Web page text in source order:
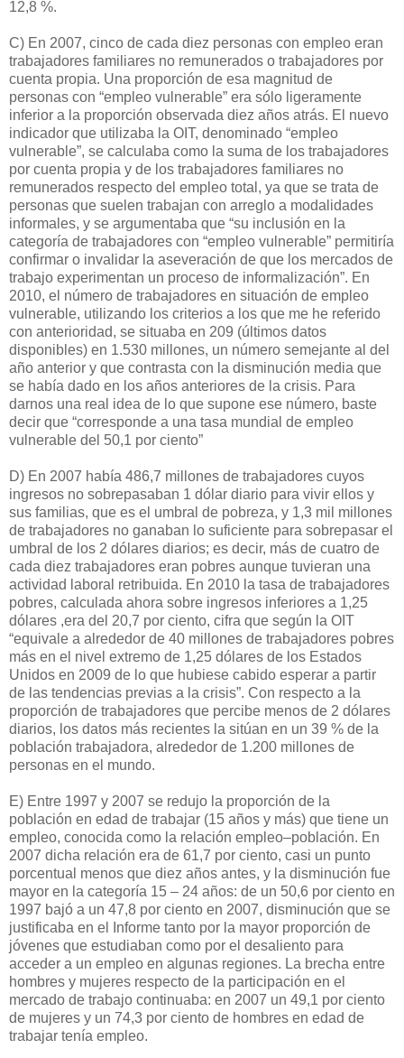
12,8 %.
C) En 2007, cinco de cada diez personas con empleo eran
trabajadores familiares no remunerados o trabajadores por
cuenta propia. Una proporción de esa magnitud de
personas con “empleo vulnerable” era sólo ligeramente
inferior a la proporción observada diez años atrás. El nuevo
indicador que utilizaba la OIT, denominado “empleo
vulnerable”, se calculaba como la suma de los trabajadores
por cuenta propia y de los trabajadores familiares no
remunerados respecto del empleo total, ya que se trata de
personas que suelen trabajan con arreglo a modalidades
informales, y se argumentaba que “su inclusión en la
categoría de trabajadores con “empleo vulnerable” permitiría
confirmar o invalidar la aseveración de que los mercados de
trabajo experimentan un proceso de informalización”. En
2010, el número de trabajadores en situación de empleo
vulnerable, utilizando los criterios a los que me he referido
con anterioridad, se situaba en 209 (últimos datos
disponibles) en 1.530 millones, un número semejante al del
año anterior y que contrasta con la disminución media que
se había dado en los años anteriores de la crisis. Para
darnos una real idea de lo que supone ese número, baste
decir que “corresponde a una tasa mundial de empleo
vulnerable del 50,1 por ciento”
D) En 2007 había 486,7 millones de trabajadores cuyos
ingresos no sobrepasaban 1 dólar diario para vivir ellos y
sus familias, que es el umbral de pobreza, y 1,3 mil millones
de trabajadores no ganaban lo suficiente para sobrepasar el
umbral de los 2 dólares diarios; es decir, más de cuatro de
cada diez trabajadores eran pobres aunque tuvieran una
actividad laboral retribuida. En 2010 la tasa de trabajadores
pobres, calculada ahora sobre ingresos inferiores a 1,25
dólares ,era del 20,7 por ciento, cifra que según la OIT
“equivale a alrededor de 40 millones de trabajadores pobres
más en el nivel extremo de 1,25 dólares de los Estados
Unidos en 2009 de lo que hubiese cabido esperar a partir
de las tendencias previas a la crisis”. Con respecto a la
proporción de trabajadores que percibe menos de 2 dólares
diarios, los datos más recientes la sitúan en un 39 % de la
población trabajadora, alrededor de 1.200 millones de
personas en el mundo.
E) Entre 1997 y 2007 se redujo la proporción de la
población en edad de trabajar (15 años y más) que tiene un
empleo, conocida como la relación empleo–población. En
2007 dicha relación era de 61,7 por ciento, casi un punto
porcentual menos que diez años antes, y la disminución fue
mayor en la categoría 15 – 24 años: de un 50,6 por ciento en
1997 bajó a un 47,8 por ciento en 2007, disminución que se
justificaba en el Informe tanto por la mayor proporción de
jóvenes que estudiaban como por el desaliento para
acceder a un empleo en algunas regiones. La brecha entre
hombres y mujeres respecto de la participación en el
mercado de trabajo continuaba: en 2007 un 49,1 por ciento
de mujeres y un 74,3 por ciento de hombres en edad de
trabajar tenía empleo.